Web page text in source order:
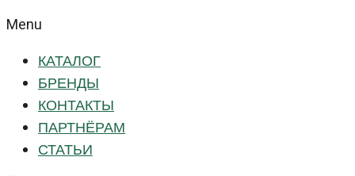
Menu
КАТАЛОГ
БРЕНДЫ
КОНТАКТЫ
ПАРТНЁРАМ
СТАТЬИ